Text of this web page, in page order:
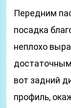
Передним
посадка
неплохо
вот задний
профиль,